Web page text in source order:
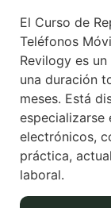
El Curso de
Teléfonos
Revilogy es
una duración
meses. Está
especializarse
electrónicos,
práctica,
laboral.